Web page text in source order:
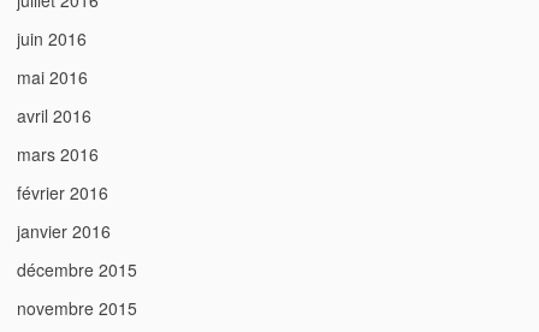
juin 2016
mai 2016
avril 2016
mars 2016
février 2016
janvier 2016
décembre 2015
novembre 2015